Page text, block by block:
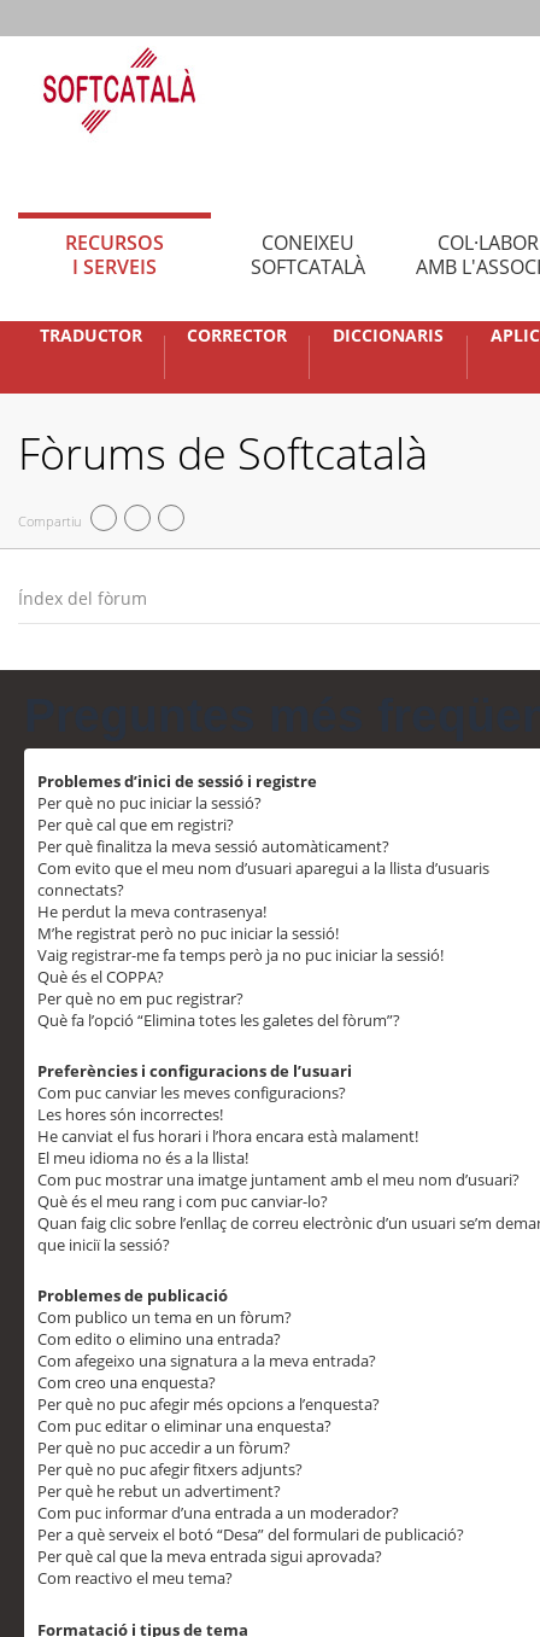
RECURSOS
I SERVEIS
CONEIXEU
SOFTCATALÀ
AMB
TRADUCTOR CORRECTOR DICCIONARIS
Fòrums de Softcatalà
Compartiu
Índex del fòrum
Problemes d’inici de sessió i registre
Per què no puc iniciar la sessió?
Per què cal que em registri?
Per què finalitza la meva sessió automàticament?
Com evito que el meu nom d’usuari aparegui a la llista d’usuaris
connectats?
He perdut la meva contrasenya!
M’he registrat però no puc iniciar la sessió!
Vaig registrar-me fa temps però ja no puc iniciar la sessió!
Què és el COPPA?
Per què no em puc registrar?
Què fa l’opció “Elimina totes les galetes del fòrum”?
Preferències i configuracions de l’usuari
Com puc canviar les meves configuracions?
Les hores són incorrectes!
He canviat el fus horari i l’hora encara està malament!
El meu idioma no és a la llista!
Com puc mostrar una imatge juntament amb el meu nom d’usuari?
Què és el meu rang i com puc canviar-lo?
Quan faig clic sobre l’enllaç de correu electrònic d’un usuari se’m
que iniciï la sessió?
Problemes de publicació
Com publico un tema en un fòrum?
Com edito o elimino una entrada?
Com afegeixo una signatura a la meva entrada?
Com creo una enquesta?
Per què no puc afegir més opcions a l’enquesta?
Com puc editar o eliminar una enquesta?
Per què no puc accedir a un fòrum?
Per què no puc afegir fitxers adjunts?
Per què he rebut un advertiment?
Com puc informar d’una entrada a un moderador?
Per a què serveix el botó “Desa” del formulari de publicació?
Per què cal que la meva entrada sigui aprovada?
Com reactivo el meu tema?
Formatació i tipus de tema